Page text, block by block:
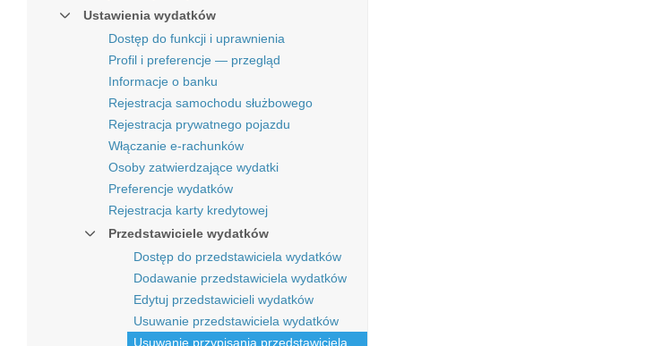
Ustawienia wydatków
Dostęp do funkcji i uprawnienia
Profil i preferencje — przegląd
Informacje o banku
Rejestracja samochodu służbowego
Rejestracja prywatnego pojazdu
Włączanie e-rachunków
Osoby zatwierdzające wydatki
Preferencje wydatków
Rejestracja karty kredytowej
Przedstawiciele wydatków
Dostęp do przedstawiciela wydatków
Dodawanie przedstawiciela wydatków
Edytuj przedstawicieli wydatków
Usuwanie przedstawiciela wydatków
Usuwanie przypisania przedstawiciela